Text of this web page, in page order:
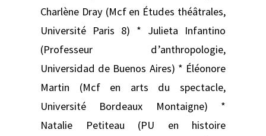
Charlène Dray (Mcf en Études théâtrales,
Université Paris 8) * Julieta Infantino
(Professeur d’anthropologie,
Universidad de Buenos Aires) * Éléonore
Martin (Mcf en arts du spectacle,
Université Bordeaux Montaigne) *
Natalie Petiteau (PU en histoire